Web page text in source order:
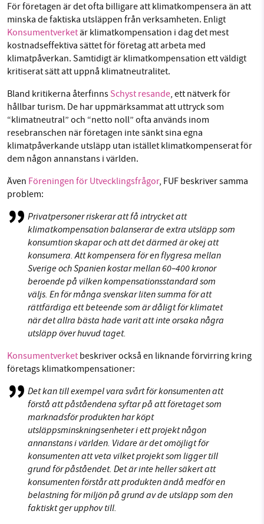
För företagen är det ofta billigare att klimatkompensera än att
minska de faktiska utsläppen från verksamheten. Enligt
Konsumentverketär klimatkompensation i dag det mest
kostnadseffektiva sättet för företag att arbeta med
klimatpåverkan. Samtidigt är klimatkompensation ett väldigt
kritiserat sätt att uppnå klimatneutralitet.
Bland kritikerna återfinns Schyst resande, ett nätverk för
hållbar turism. De har uppmärksammat att uttryck som
“klimatneutral” och “netto noll” ofta används inom
resebranschen när företagen inte sänkt sina egna
klimatpåverkande utsläpp utan istället klimatkompenserat för
dem någon annanstans i världen.
Även Föreningen för Utvecklingsfrågor, FUF beskriver samma
problem:
Privatpersoner riskerar att få intrycket att
klimatkompensation balanserar de extra utsläpp som
konsumtion skapar och att det därmed är okej att
konsumera. Att kompensera för en flygresa mellan
Sverige och Spanienkostar mellan 60–400 kronor
beroende på vilken kompensationsstandard som
väljs. En för många svenskar liten summa för att
rättfärdiga ett beteende som är dåligt för klimatet
när det allra bästa hade varit att inte orsaka några
utsläpp över huvud taget.
Konsumentverket beskriver också en liknande förvirring kring
företags klimatkompensationer:
Det kan till exempel vara svårt för konsumenten att
förstå att påståendena syftar på att företaget som
marknadsför produkten har köpt
utsläppsminskningsenheter i ett projekt någon
annanstans i världen. Vidare är det omöjligt för
konsumenten att veta vilket projekt som ligger till
grund för påståendet. Det är inte heller säkert att
konsumenten förstår att produkten ändå medför en
belastning för miljön på grund av de utsläpp som den
faktiskt ger upphov till.